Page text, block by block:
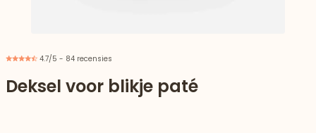
4.7/5 - 84 recensies
Deksel voor blikje paté